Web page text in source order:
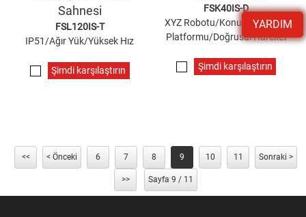
YARDIM
Sahnesi
FSL120IS-T
IP51/Ağır Yük/Yüksek Hız
Şimdi karşılaştırın
FSK40IS-D
XYZ Robotu/Konumlandırma
Platformu/Doğrusal Hareket
Şimdi karşılaştırın
<< < Önceki 6 7 8 9 10 11 Sonraki >
>> Sayfa 9 / 11